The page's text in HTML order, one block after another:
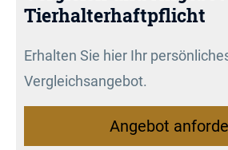
Tierhalterhaftpflicht
Erhalten Sie hier Ihr
Vergleichsangebot.
An­ge­bot